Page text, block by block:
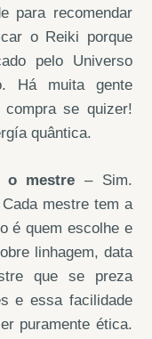
para recomendar
o Reiki porque
pelo Universo
Há muita gente
se quizer!
quântica.
o mestre – Sim.
mestre tem a
é quem escolhe e
linhagem, data
que se preza
e essa facilidade
puramente ética.